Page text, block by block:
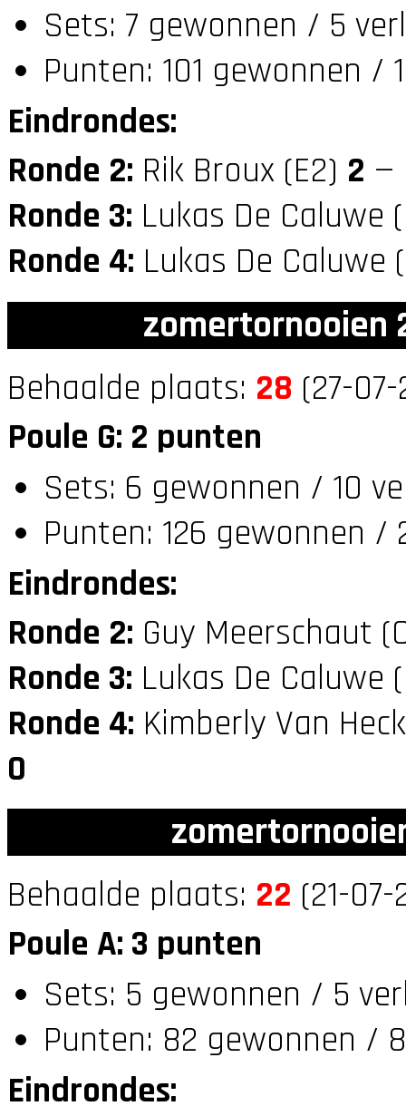
Sets: 7 gewonnen / 5
Punten: 101 gewonnen /
Eindrondes:
Ronde 2: Rik Broux (E2) 2 —
Ronde 3: Lukas De Caluwe
Ronde 4: Lukas De Caluwe
zomertornooien
Behaalde plaats: 28 (27-
Poule G: 2 punten
Sets: 6 gewonnen / 10
Punten: 126 gewonnen /
Eindrondes:
Ronde 2: Guy Meerschaut
Ronde 3: Lukas De Caluwe
Ronde 4: Kimberly Van
0
Behaalde plaats: 22 (21-
Poule A: 3 punten
Sets: 5 gewonnen / 5
Punten: 82 gewonnen /
Eindrondes: